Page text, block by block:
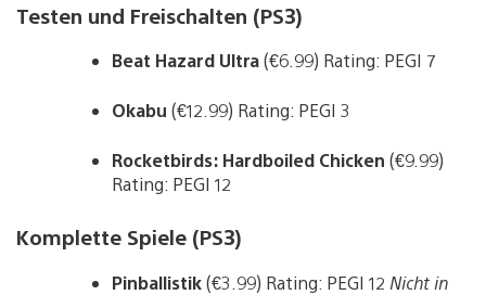
Testen und Freischalten (PS3)
Beat Hazard Ultra(€6.99) Rating: PEGI 7
Okabu (€12.99) Rating: PEGI 3
Rocketbirds: Hardboiled Chicken (€9.99)
Rating: PEGI 12
Komplette Spiele (PS3)
Pinballistik(€3.99) Rating: PEGI 12 Nicht in